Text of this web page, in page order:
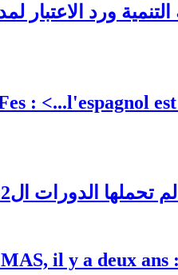
التنمية ورد
: <...l'espagnol
il y a deux